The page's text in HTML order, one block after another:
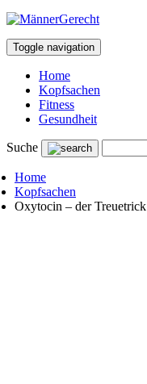
Toggle navigation
Home
Kopfsachen
Fitness
Gesundheit
Suche
Home
Kopfsachen
Oxytocin – der Treuetrick